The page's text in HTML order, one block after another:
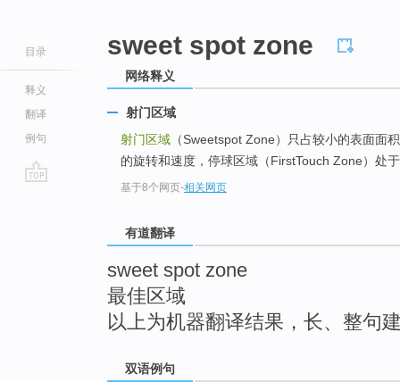
目录
释义
翻译
例句
sweet spot zone
网络释义
射门区域
射门区域 （Sweetspot Zone）只占较小的表面面
的旋转和速度，停球区域（FirstTouch Zone）处
基于8个网页-相关网页
有道翻译
sweet spot zone
最佳区域
以上为机器翻译结果，长、整句
双语例句